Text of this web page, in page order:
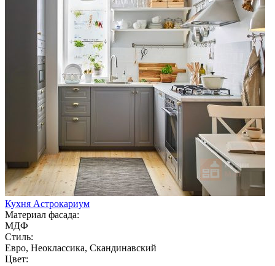
Кухня Астрокариум
Материал фасада:
МДФ
Стиль:
Евро, Неоклассика, Скандинавский
Цвет: